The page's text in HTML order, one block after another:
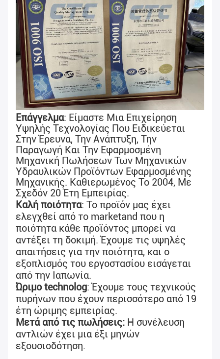
Επάγγελμα: Είμαστε Μια Επιχείρηση
Υψηλής Τεχνολογίας Που Ειδικεύεται
Στην Έρευνα, Την Ανάπτυξη, Την
Παραγωγή Και Την Εφαρμοσμένη
Μηχανική Πωλήσεων Των Μηχανικών
Υδραυλικών Προϊόντων Εφαρμοσμένης
Μηχανικής. Καθιερωμένος Το 2004, Με
Σχεδόν 20 Έτη Εμπειρίας.
Καλή ποιότητα: Το προϊόν μας έχει
ελεγχθεί από το marketand που η
ποιότητα κάθε προϊόντος μπορεί να
αντέξει τη δοκιμή. Έχουμε τις υψηλές
απαιτήσεις για την ποιότητα, και ο
εξοπλισμός του εργοστασίου εισάγεται
από την Ιαπωνία.
Ώριμο technolog: Έχουμε τους τεχνικούς
πυρήνων που έχουν περισσότερο από 19
έτη ώριμης εμπειρίας.
Μετά από τις πωλήσεις: Η συνέλευση
αντλιών έχει μια έξι μηνών
εξουσιοδότηση.